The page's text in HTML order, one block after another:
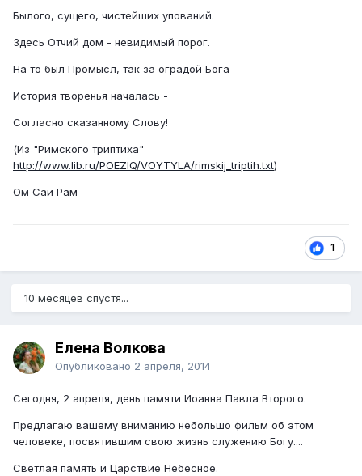
Былого, сущего, чистейших упований.
Здесь Отчий дом - невидимый порог.
На то был Промысл, так за оградой Бога
История творенья началась -
Согласно сказанному Слову!
(Из "Римского триптиха"
http://www.lib.ru/POEZIQ/VOYTYLA/rimskij_triptih.txt)
Ом Саи Рам
1
10 месяцев спустя...
Елена Волкова
Опубликовано 2 апреля, 2014
Сегодня, 2 апреля, день памяти Иоанна Павла Второго.
Предлагаю вашему вниманию небольшо фильм об этом
человеке, посвятившим свою жизнь служению Богу....
Светлая память и Царствие Небесное.